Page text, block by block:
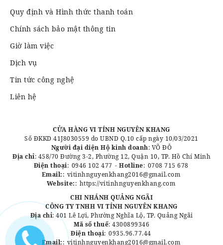
Quy định và Hình thức thanh toán
Chính sách bảo mật thông tin
Giờ làm việc
Dịch vụ
Tin tức công nghệ
Liên hệ
CỬA HÀNG VI TÍNH NGUYÊN KHANG
Số ĐKKD 41J8030559 do UBND Q.10 cấp ngày 10/03/2021
Người đại diện Hộ kinh doanh: VÕ ĐÔ
Địa chỉ: 458/70 Đường 3-2, Phường 12, Quận 10, TP. Hồ Chí Minh
Điện thoại: 0946 102 477 - Hotline: 0708 715 678
Email:: vitinhnguyenkhang2016@gmail.com
Website:: https://vitinhnguyenkhang.com
CHI NHÁNH QUẢNG NGÃI
CÔNG TY TNHH VI TÍNH NGUYÊN KHANG
Địa chỉ: 401 Lê Lợi, Phường Nghĩa Lộ, TP. Quảng Ngãi
Mã số thuế: 4300899346
Điện thoại: 0935.96.77.44
Email:: vitinhnguyenkhang2016@gmail.com